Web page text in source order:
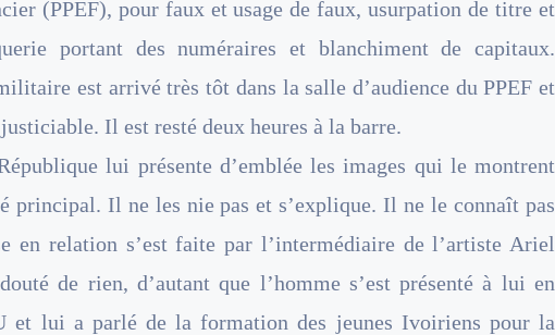
(PPEF), pour faux et usage de faux, usurpation de titre et
portant des numéraires et blanchiment de capitaux.
est arrivé très tôt dans la salle d’audience du PPEF et
Il est resté deux heures à la barre.
lui présente d’emblée les images qui le montrent
principal. Il ne les nie pas et s’explique. Il ne le connaît pas
en relation s’est faite par l’intermédiaire de l’artiste Ariel
de rien, d’autant que l’homme s’est présenté à lui en
et lui a parlé de la formation des jeunes Ivoiriens pour la